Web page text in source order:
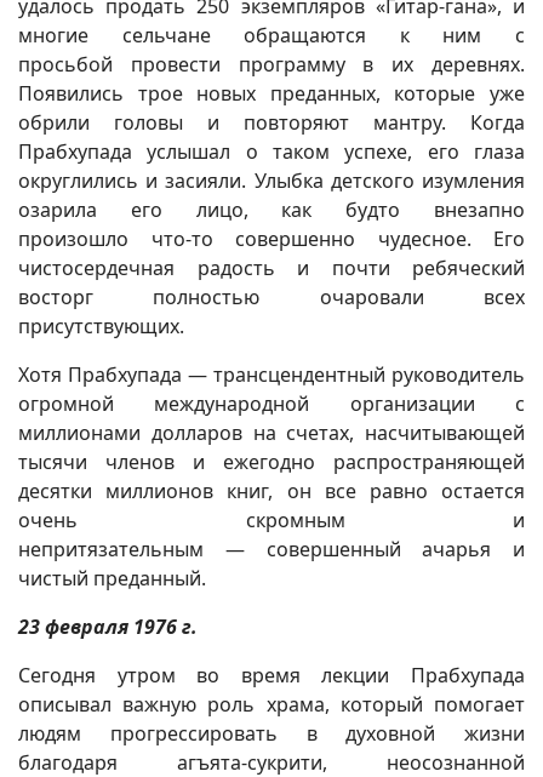
удалось продать 250 экземпляров «Гитар-гана», и
многие сельчане обращаются к ним с
просьбой провести программу в их деревнях.
Появились трое новых преданных, которые уже
обрили головы и повторяют мантру. Когда
Прабхупада услышал о таком успехе, его глаза
округлились и засияли. Улыбка детского изумления
озарила его лицо, как будто внезапно
произошло что-то совершенно чудесное. Его
чистосердечная радость и почти ребяческий
восторг полностью очаровали всех
присутствующих.
Хотя Прабхупада — трансцендентный руководитель
огромной международной организации с
миллионами долларов на счетах, насчитывающей
тысячи членов и ежегодно распространяющей
десятки миллионов книг, он все равно остается
очень скромным и
непритязательным — совершенный ачарья и
чистый преданный.
23 февраля 1976 г.
Сегодня утром во время лекции Прабхупада
описывал важную роль храма, который помогает
людям прогрессировать в духовной жизни
благодаря агъята-сукрити, неосознанной